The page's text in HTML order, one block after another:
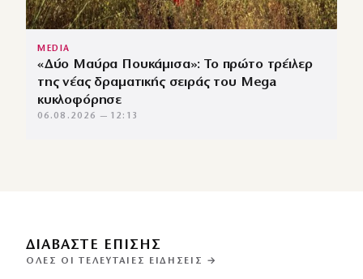
MEDIA
«Δύο Μαύρα Πουκάμισα»: Το πρώτο τρέιλερ
της νέας δραματικής σειράς του Mega
κυκλοφόρησε
06.08.2026 — 12:13
ΔΙΑΒΑΣΤΕ ΕΠΙΣΗΣ
ΌΛΕΣ ΟΙ ΤΕΛΕΥΤΑΊΕΣ ΕΙΔΉΣΕΙΣ →